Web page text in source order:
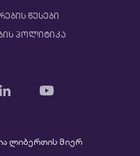
წესები
პოლიტიკა
ლიბერთის მიერ